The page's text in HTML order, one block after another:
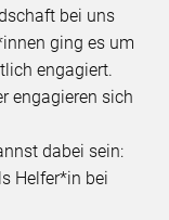
bei uns
ging es um
engagiert.
engagieren sich
dabei sein:
Helfer*in bei